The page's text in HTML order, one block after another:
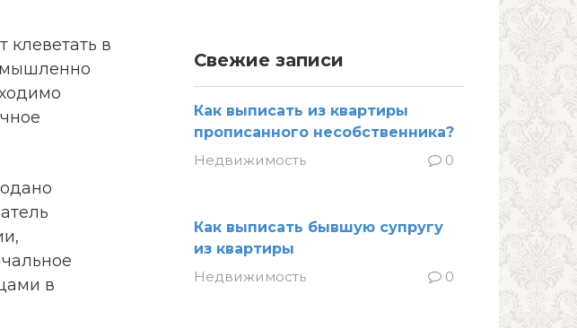
клеветать в
в
Свежие записи
Как выписать из квартиры
прописанного несобственника?
Недвижимость
0
Как выписать бывшую супругу
из квартиры
Недвижимость
0